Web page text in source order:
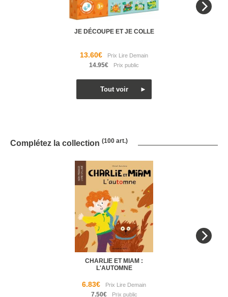
JE DÉCOUPE ET JE COLLE
13.60€
14.95€
Complétez la collection (100 art.)
CHARLIE ET MIAM :
L'AUTOMNE
6.83€
7.50€